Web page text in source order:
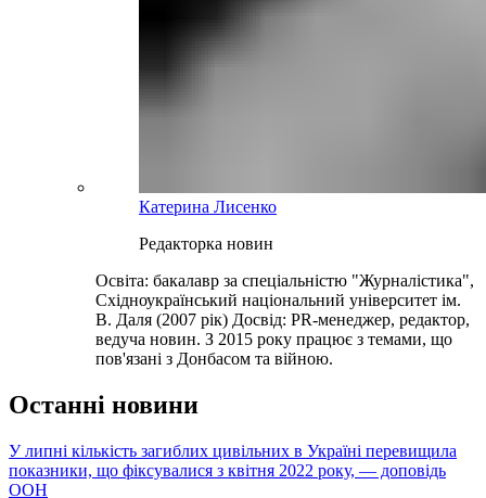
Катерина Лисенко
Редакторка новин
Освіта: бакалавр за спеціальністю "Журналістика",
Східноукраїнський національний університет ім.
В. Даля (2007 рік) Досвід: PR-менеджер, редактор,
ведуча новин. З 2015 року працює з темами, що
пов'язані з Донбасом та війною.
Останні новини
У липні кількість загиблих цивільних в Україні перевищила
показники, що фіксувалися з квітня 2022 року, — доповідь
ООН